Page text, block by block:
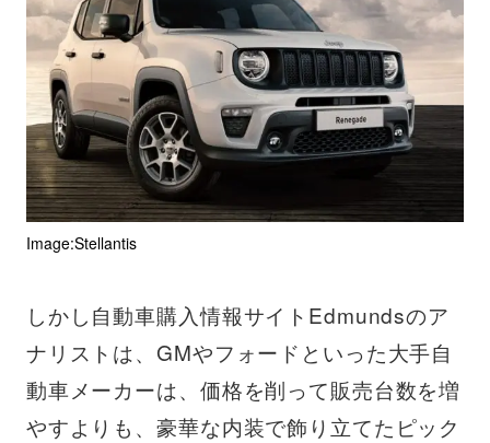
Image:Stellantis
しかし自動車購入情報サイトEdmundsのア
ナリストは、GMやフォードといった大手自
動車メーカーは、価格を削って販売台数を増
やすよりも、豪華な内装で飾り立てたピック